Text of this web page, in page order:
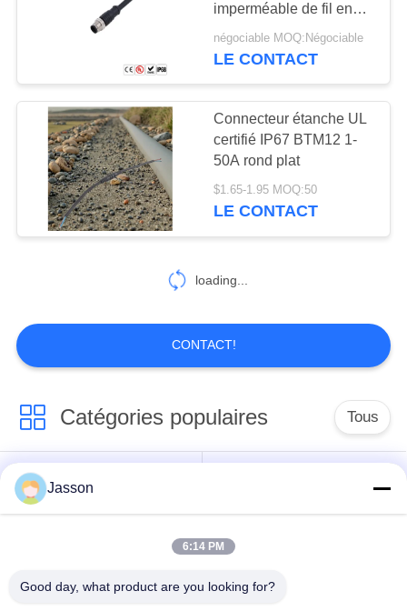
imperméable de fil en
plastique de Pin IP67
négociable MOQ:Négociable
LE CONTACT
Connecteur étanche UL
certifié IP67 BTM12 1-
50A rond plat
$1.65-1.95 MOQ:50
LE CONTACT
loading...
CONTACT!
Catégories populaires Tous
Connecteur circulaire
imperméable
basse tension
imperméable de
Support de la lampe
Jasson
6:14 PM
Good day, what product are you looking for?